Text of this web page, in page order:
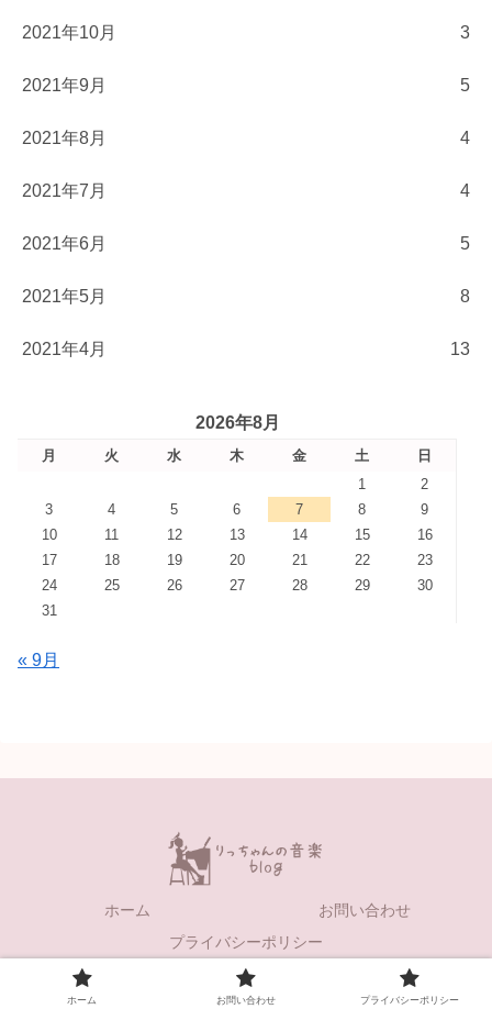
2021年10月 3
2021年9月 5
2021年8月 4
2021年7月 4
2021年6月 5
2021年5月 8
2021年4月 13
2026年8月
月 火 水 木 金 土
日
1
2
3
4 5 6 7 8
9
10
11 12 13 14 15
16
17
18 19 20 21 22
23
24
25 26 27 28 29
30
31
« 9月
ホーム
お問い合わせ
プライバシーポリシー
© 2021 りっちゃんの音楽blog.
ホーム お問い合わせ プライバシーポリシー